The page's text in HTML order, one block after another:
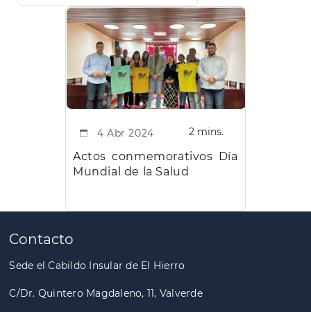
4 Abr 2024 2 mins.
Actos conmemorativos Día
Mundial de la Salud
Contacto
Sede el Cabildo Insular de El Hierro
C/Dr. Quintero Magdaleno, 11, Valverde